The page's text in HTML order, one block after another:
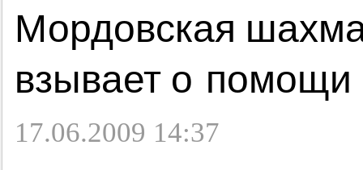
Мордовская
взывает о помощи
17.06.2009 14:37